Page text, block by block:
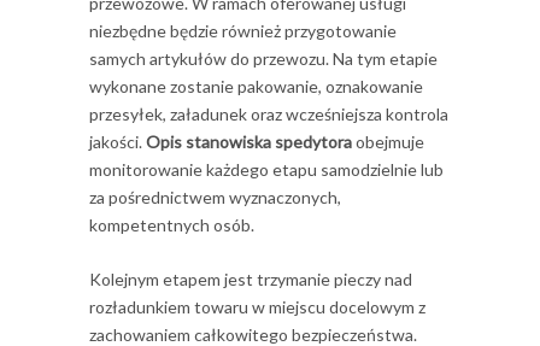
niezbędne będzie również przygotowanie
samych artykułów do przewozu. Na tym etapie
wykonane zostanie pakowanie, oznakowanie
przesyłek, załadunek oraz wcześniejsza kontrola
jakości.Opis stanowiska spedytoraobejmuje
monitorowanie każdego etapu samodzielnie lub
za pośrednictwem wyznaczonych,
kompetentnych osób.
Kolejnym etapem jest trzymanie pieczy nad
rozładunkiem towaru w miejscu docelowym z
zachowaniem całkowitego bezpieczeństwa.